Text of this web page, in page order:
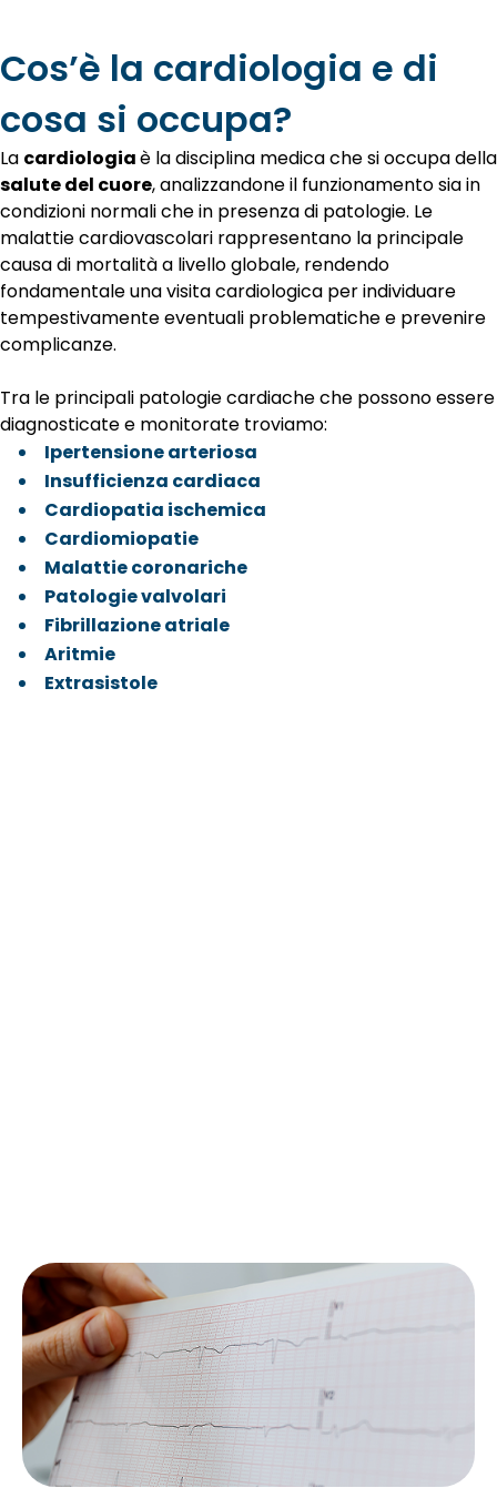
Cos’è la cardiologia e di
cosa si occupa?
La cardiologiaè la disciplina medica che si occupa della
salute del cuore, analizzandone il funzionamento sia in
condizioni normali che in presenza di patologie. Le
malattie cardiovascolari rappresentano la principale
causa di mortalità a livello globale, rendendo
fondamentale una visita cardiologica per individuare
tempestivamente eventuali problematiche e prevenire
complicanze.
Tra le principali patologie cardiache che possono essere
diagnosticate e monitorate troviamo:
Ipertensione arteriosa
Insufficienza cardiaca
Cardiopatia ischemica
Cardiomiopatie
Malattie coronariche
Patologie valvolari
Fibrillazione atriale
Aritmie
Extrasistole